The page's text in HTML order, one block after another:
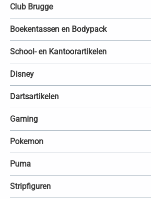
k
e
n
Club Brugge
Boekentassen en Bodypack
School- en Kantoorartikelen
Disney
Dartsartikelen
Gaming
Pokemon
Puma
Stripfiguren